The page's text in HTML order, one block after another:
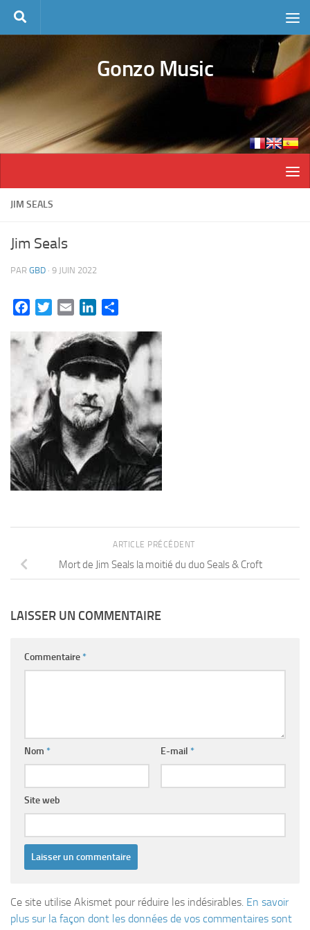
Skip to content
Gonzo Music
JIM SEALS
Jim Seals
PAR GBD · 9 JUIN 2022
FacebookTwitterEmail LinkedIn
ARTICLE PRÉCÉDENT
Mort de Jim Seals la moitié du duo Seals & Croft
LAISSER UN COMMENTAIRE
Commentaire*
Nom * E-mail *
Site web
Ce site utilise Akismet pour réduire les indésirables. En savoir
plus sur la façon dont les données de vos commentaires sont